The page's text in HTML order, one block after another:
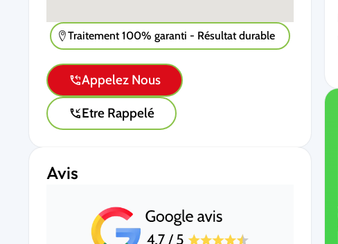
Traitement 100% garanti - Résultat durable
Appelez Nous
Etre Rappelé
Avis